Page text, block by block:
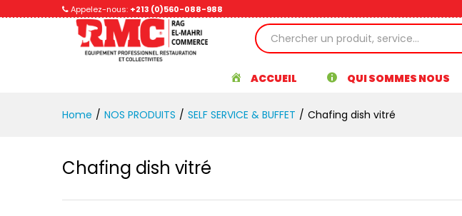
Appelez-nous: +213 (0)560-088-988
ACCUEIL QUI SOMMES NOUS
Home / NOS PRODUITS / SELF SERVICE & BUFFET / Chafing dish vitré
Chafing dish vitré
Avis (0)